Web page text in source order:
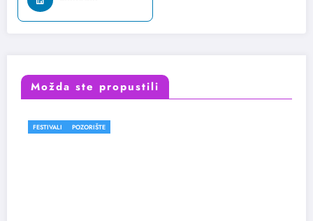
Možda ste propustili
FESTIVALI